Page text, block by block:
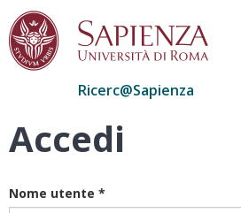
Salta
Ricerc@Sapienza
Accedi
Nome utente *